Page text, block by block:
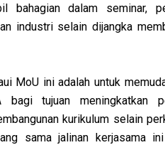
bahagian dalam seminar,
industri selain dijangka
MoU ini adalah untuk
tujuan meningkatkan
kurikulum selain
sama jalinan kerjasama